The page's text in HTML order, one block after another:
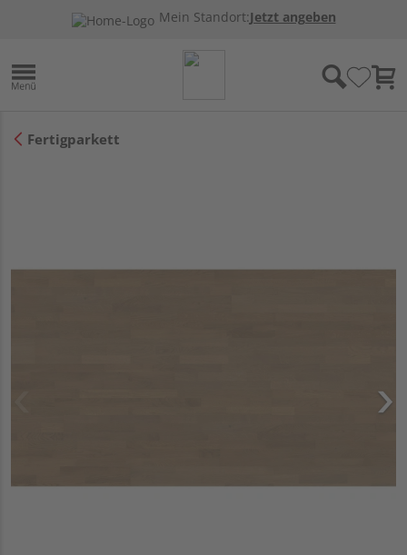
Mein Standort:Jetzt angeben
Fertigparkett